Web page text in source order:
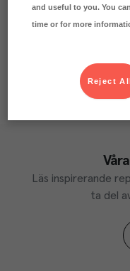
Läs inspirerande
ta del
and useful to you. You
time or for more
Reject